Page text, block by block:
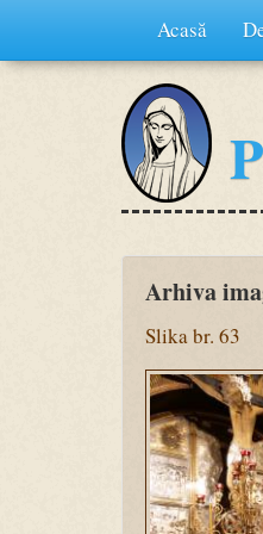
Acasă
Arhiva
Slika br. 63
Ziua
3